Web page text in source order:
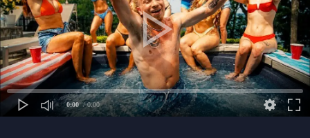
0:00 / 0:00